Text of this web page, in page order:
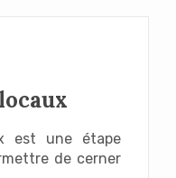
est une étape
de cerner